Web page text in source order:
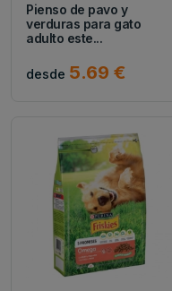
Pienso de pavo y
verduras para gato
adulto este...
desde 5.69 €